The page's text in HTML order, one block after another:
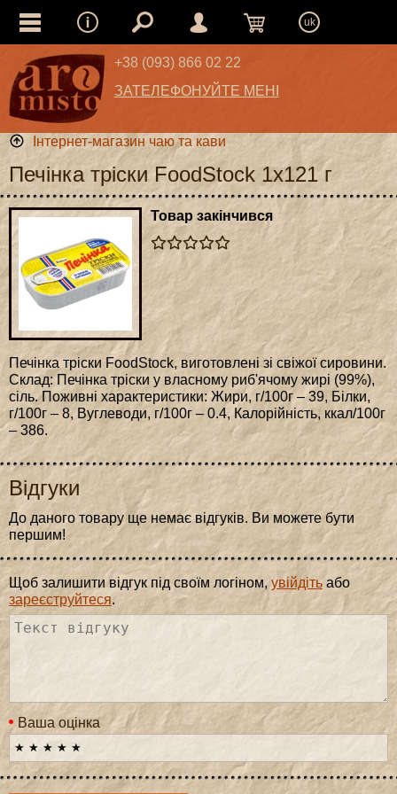
uk
+38 (093) 866 02 22
ЗАТЕЛЕФОНУЙТЕ МЕНІ
Інтернет-магазин чаю та кави
Печінка тріски FoodStock 1х121 г
Товар закінчився
Печінка тріски FoodStock, виготовлені зі свіжої сировини.
Склад: Печінка тріски у власному риб'ячому жирі (99%),
сіль. Поживні характеристики: Жири, г/100г – 39, Білки,
г/100г – 8, Вуглеводи, г/100г – 0.4, Калорійність, ккал/100г
– 386.
Відгуки
До даного товару ще немає відгуків. Ви можете бути
першим!
Щоб залишити відгук під своїм логіном, увійдітьабо
зареєструйтеся.
Ваша оцінка